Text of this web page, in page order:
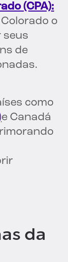
(CPA):
o
seus
de
como
e Canadá
da